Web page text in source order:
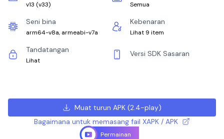
v13 (v33) Semua
Seni bina
arm64-v8a, armeabi-v7a
Kebenaran
Lihat 9 item
Tandatangan
Lihat
Versi SDK Sasaran
Muat turun APK(2.4-play)
Bagaimana untuk memasang fail XAPK / APK
Permainan